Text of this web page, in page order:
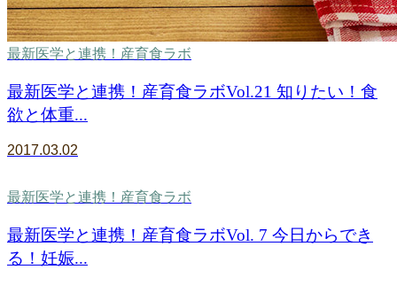
最新医学と連携！産育食ラボ
最新医学と連携！産育食ラボVol.21 知りたい！食
欲と体重...
2017.03.02
最新医学と連携！産育食ラボ
最新医学と連携！産育食ラボVol. 7 今日からでき
る！妊娠...